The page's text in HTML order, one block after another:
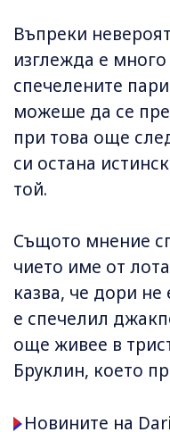
Въпреки
изглежда е
спечелените
можеше да се
при това още
си остана
той.
Същото мнение
чието име от
казва, че дори
е спечелил
още живее в
Бруклин, което
Новините на